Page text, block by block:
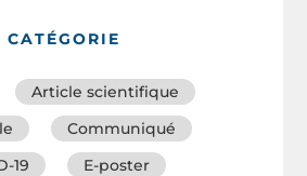
CATÉGORIE
Article scientifique
Communiqué
19
E-poster